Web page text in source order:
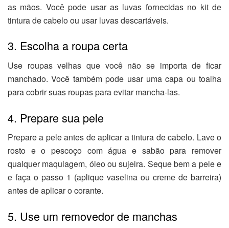
as mãos. Você pode usar as luvas fornecidas no kit de
tintura de cabelo ou usar luvas descartáveis.
3. Escolha a roupa certa
Use roupas velhas que você não se importa de ficar
manchado. Você também pode usar uma capa ou toalha
para cobrir suas roupas para evitar mancha-las.
4. Prepare sua pele
Prepare a pele antes de aplicar a tintura de cabelo. Lave o
rosto e o pescoço com água e sabão para remover
qualquer maquiagem, óleo ou sujeira. Seque bem a pele e
e faça o passo 1 (aplique vaselina ou creme de barreira)
antes de aplicar o corante.
5. Use um removedor de manchas